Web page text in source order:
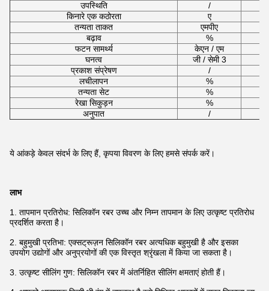
उपस्थिति
/
किनारे एक कठोरता
ए
तन्यता ताकत
एमपीए
बढ़ाव
%
फटन सामर्थ्य
केएन / एम
घनत्व
जी / सेमी 3
प्रकाश संप्रेषण
/
लचीलापन
%
तन्यता सेट
%
रेखा सिकुड़न
%
अनुपात
/
ये आंकड़े केवल संदर्भ के लिए हैं, कृपया विवरण के लिए हमसे संपर्क करें।
लाभ
1. तापमान प्रतिरोध: सिलिकॉन रबर उच्च और निम्न तापमान के लिए उत्कृष्ट प्रतिरोध
प्रदर्शित करता है।
2. बहुमुखी प्रतिभा: एक्सट्रूज़न सिलिकॉन रबर अत्यधिक बहुमुखी है और इसका
उपयोग उद्योगों और अनुप्रयोगों की एक विस्तृत श्रृंखला में किया जा सकता है।
3. उत्कृष्ट सीलिंग गुण: सिलिकॉन रबर में अंतर्निहित सीलिंग क्षमताएं होती हैं।